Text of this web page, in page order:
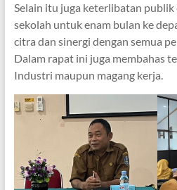
Selain itu juga keterlibatan
sekolah untuk enam bulan ke
citra dan sinergi dengan semua
Dalam rapat ini juga membahas
Industri maupun magang kerja.